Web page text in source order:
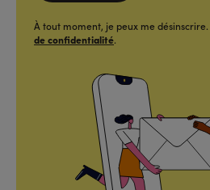
À tout moment, je peux me désinscrire.
de confidentialité.